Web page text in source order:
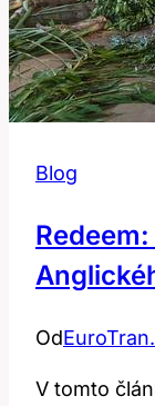
Blog
Od
V tomto